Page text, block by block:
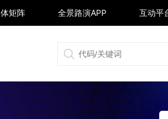
矩阵
搜狐号 同顺号 雪球号
全景路演APP 互动平